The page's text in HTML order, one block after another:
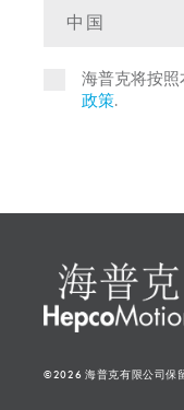
海普克将按照
政策.
©2026 海普克有限公司保